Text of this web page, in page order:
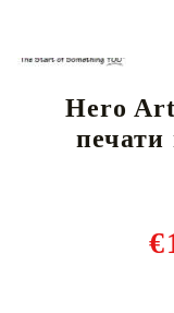
Hero
печати